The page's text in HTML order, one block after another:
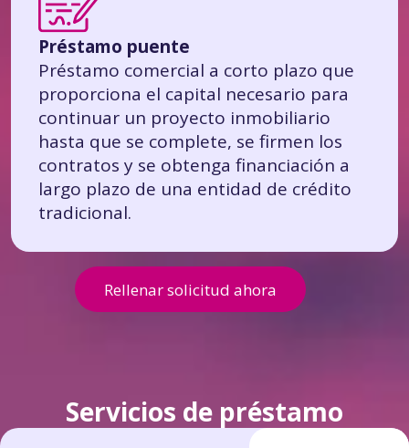
Préstamo puente
Préstamo comercial a corto plazo que
proporciona el capital necesario para
continuar un proyecto inmobiliario
hasta que se complete, se firmen los
contratos y se obtenga financiación a
largo plazo de una entidad de crédito
tradicional.
Rellenar solicitud ahora
Servicios de préstamo